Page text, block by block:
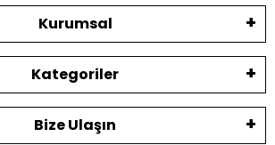
Kurumsal
Kategoriler
Bize Ulaşın